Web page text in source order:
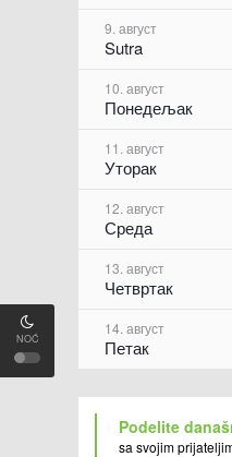
NOĆ
9. август
Sutra
10. август
Понедељак
11. август
Уторак
12. август
Среда
13. август
Четвртак
14. август
Петак
Podelite
sa svojim